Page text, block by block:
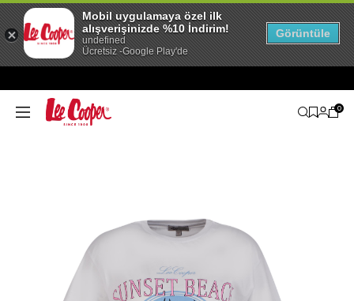
0
Mobil uygulamaya özel ilk
alışverişinizde %10 İndirim!
undefined
Ücretsiz -Google Play'de
Görüntüle